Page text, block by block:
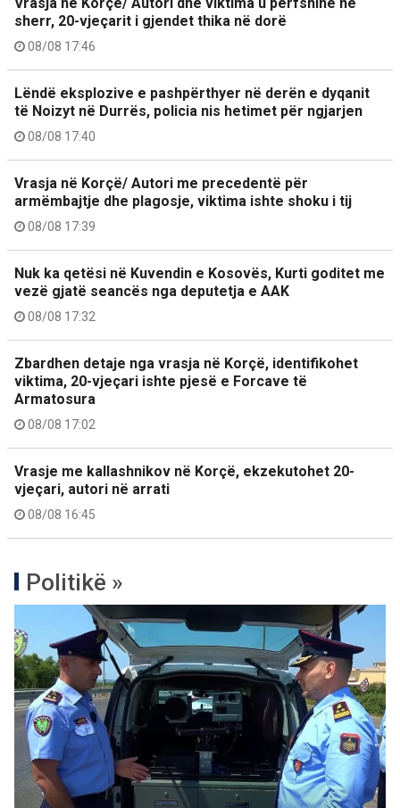
sherr, 20-vjeçarit i gjendet thika në dorë
08/08 17:46
Lëndë eksplozive e pashpërthyer në derën e dyqanit
të Noizyt në Durrës, policia nis hetimet për ngjarjen
08/08 17:40
Vrasja në Korçë/ Autori me precedentë për
armëmbajtje dhe plagosje, viktima ishte shoku i tij
08/08 17:39
Nuk ka qetësi në Kuvendin e Kosovës, Kurti goditet me
vezë gjatë seancës nga deputetja e AAK
08/08 17:32
Zbardhen detaje nga vrasja në Korçë, identifikohet
viktima, 20-vjeçari ishte pjesë e Forcave të
Armatosura
08/08 17:02
Vrasje me kallashnikov në Korçë, ekzekutohet 20-
vjeçari, autori në arrati
08/08 16:45
Politikë »